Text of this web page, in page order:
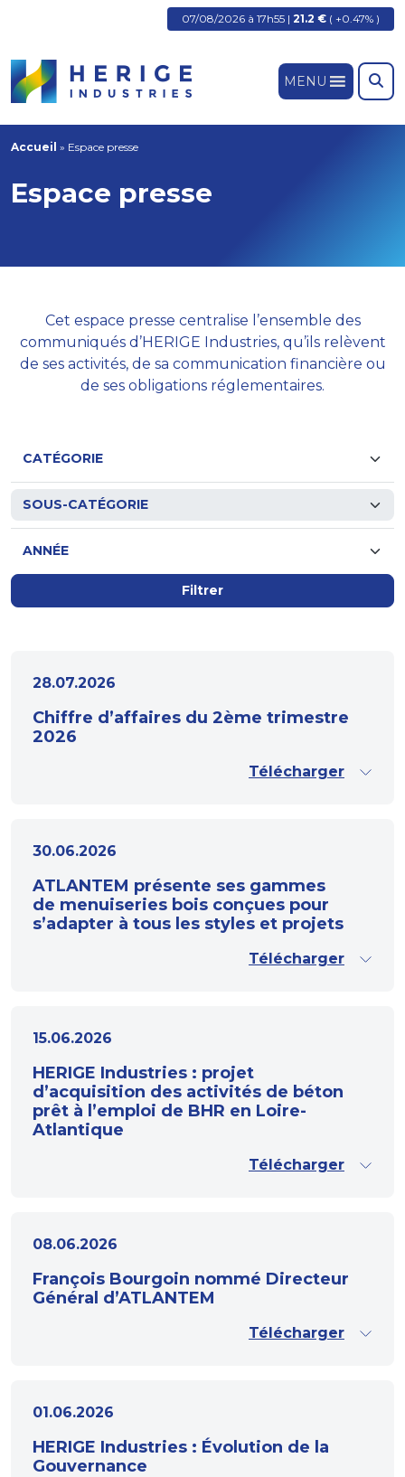
07/08/2026 à 17h55 | 21.2 € ( +0.47% )
MENU
Accueil » Espace presse
Espace presse
Cet espace presse centralise l’ensemble des
communiqués d’HERIGE Industries, qu’ils relèvent
de ses activités, de sa communication financière ou
de ses obligations réglementaires.
Filtrer
28.07.2026
Chiffre d’affaires du 2ème trimestre
2026
Télécharger
30.06.2026
ATLANTEM présente ses gammes
de menuiseries bois conçues pour
s’adapter à tous les styles et projets
Télécharger
15.06.2026
HERIGE Industries : projet
d’acquisition des activités de béton
prêt à l’emploi de BHR en Loire-
Atlantique
Télécharger
08.06.2026
François Bourgoin nommé Directeur
Général d’ATLANTEM
Télécharger
01.06.2026
HERIGE Industries : Évolution de la
Gouvernance